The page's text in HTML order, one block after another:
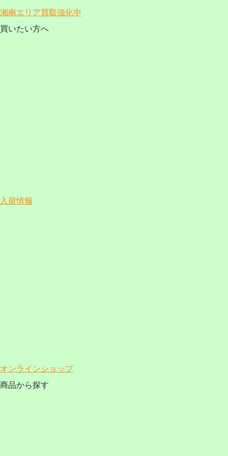
湘南エリア買取強化中
買いたい方へ
入荷情報
オンラインショップ
商品から探す